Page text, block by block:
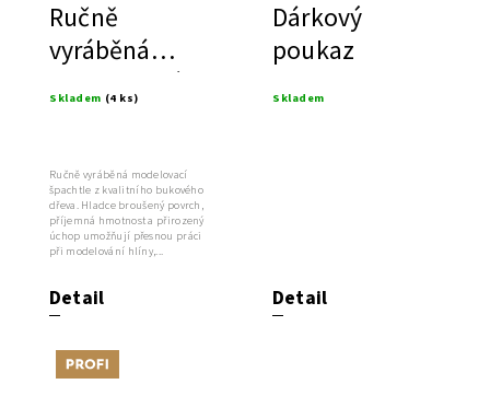
Ručně
vyráběná
modelovací
dřeva
Skladem (4 ks)
Detail
Ručně vyráběná modelovací
špachtle z kvalitního bukového
dřeva. Hladce broušený povrch,
příjemná hmotnost a přirozený
úchop umožňují přesnou práci
při modelování hlíny,...
Dárkový
poukaz
Skladem
Detail
Tip